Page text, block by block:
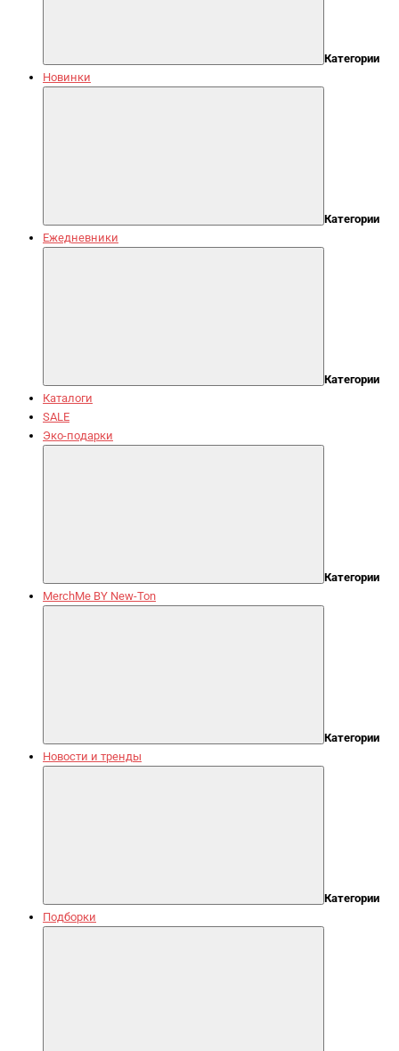
Категории
Новинки
Категории
Ежедневники
Категории
Каталоги
SALE
Эко-подарки
Категории
MerchMe BY New-Ton
Категории
Новости и тренды
Категории
Подборки